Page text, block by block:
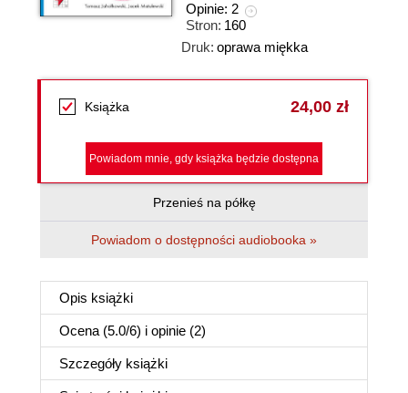
Opinie: 2
Stron: 160
Druk: oprawa miękka
Książka 24,00 zł
Powiadom mnie, gdy książka będzie dostępna
Przenieś na półkę
Powiadom o dostępności audiobooka »
Opis książki
Ocena (5.0/6) i opinie (2)
Szczegóły książki